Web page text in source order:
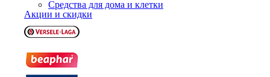
Средства для дома и клетки
Акции и скидки